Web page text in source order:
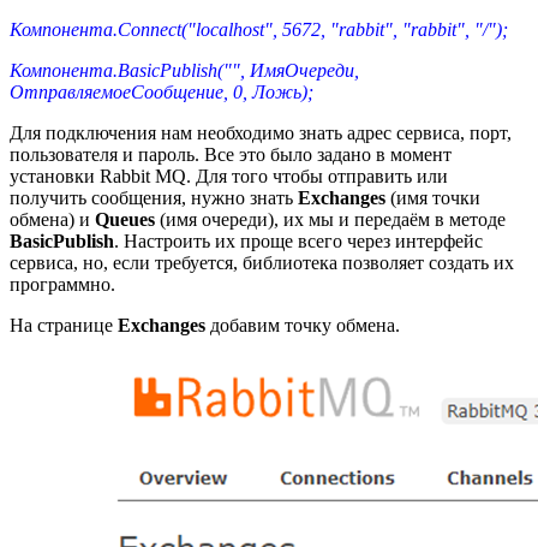
Компонента.Connect("localhost", 5672, "rabbit", "rabbit", "/");
Компонента.BasicPublish("", ИмяОчереди,
ОтправляемоеСообщение, 0, Ложь);
Для подключения нам необходимо знать адрес сервиса, порт,
пользователя и пароль. Все это было задано в момент
установки Rabbit MQ. Для того чтобы отправить или
получить сообщения, нужно знать Exchanges (имя точки
обмена) и Queues (имя очереди), их мы и передаём в методе
BasicPublish. Настроить их проще всего через интерфейс
сервиса, но, если требуется, библиотека позволяет создать их
программно.
На странице Exchanges добавим точку обмена.